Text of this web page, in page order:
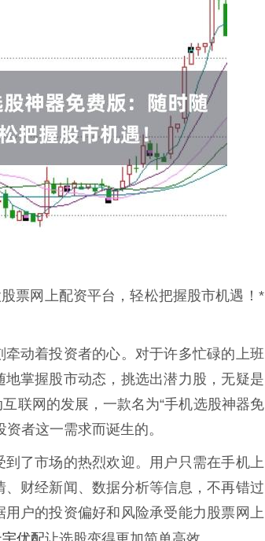
票网上配资平台，轻松把握股市机遇！*
动着投资者的心。对于许多忙碌的上班
掌握股市动态，挑选出潜力股，无疑是
联网的发展，一款名为“手机选股神器免
者这一需求而诞生的。
了市场的热烈欢迎。用户只需在手机上
财经新闻、数据分析等信息，不再错过
户的投资偏好和风险承受能力股票网上